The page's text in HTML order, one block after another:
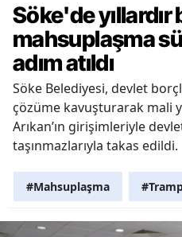
Söke'de
mahsuplaşma
adım atıldı
Söke Belediyesi, devlet
çözüme kavuşturarak mali
Arıkan’ın girişimleriyle
taşınmazlarıyla takas edildi.
#Mahsuplaşma